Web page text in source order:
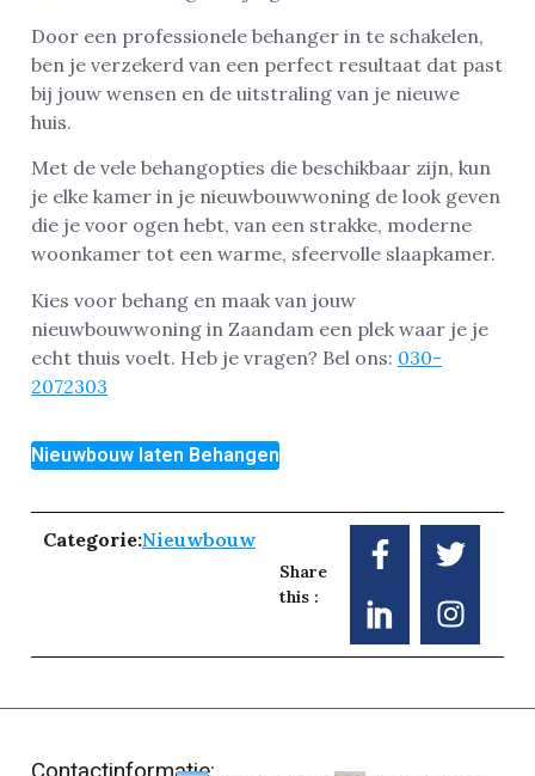
Door een professionele behanger in te schakelen,
ben je verzekerd van een perfect resultaat dat past
bij jouw wensen en de uitstraling van je nieuwe
huis.
Met de vele behangopties die beschikbaar zijn, kun
je elke kamer in je nieuwbouwwoning de look geven
die je voor ogen hebt, van een strakke, moderne
woonkamer tot een warme, sfeervolle slaapkamer.
Kies voor behang en maak van jouw
nieuwbouwwoning in Zaandam een plek waar je je
echt thuis voelt. Heb je vragen? Bel ons: 030-
2072303
Nieuwbouw laten Behangen
Categorie:Nieuwbouw
Share
this :
Contactinformatie: